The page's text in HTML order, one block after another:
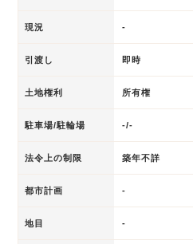
現況 -
引渡し 即時
土地権利 所有権
駐車場/駐輪場 -/-
法令上の制限 築年不詳
都市計画 -
地目 -